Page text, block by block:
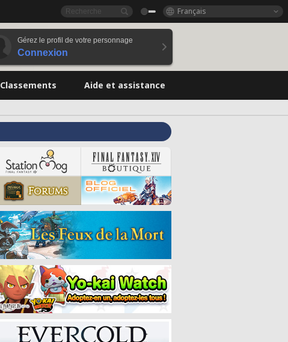
Français
Gérez le profil de votre personnage
Connexion
Classements Aide et assistance